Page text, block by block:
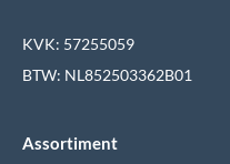
KVK: 57255059
BTW: NL852503362B01
Assortiment